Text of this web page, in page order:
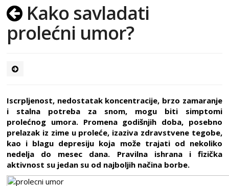
Kako savladati
prolećni umor?
Iscrpljenost, nedostatak koncentracije, brzo zamaranje
i stalna potreba za snom, mogu biti simptomi
prolećnog umora. Promena godišnjih doba, posebno
prelazak iz zime u proleće, izaziva zdravstvene tegobe,
kao i blagu depresiju koja može trajati od nekoliko
nedelja do mesec dana. Pravilna ishrana i fizička
aktivnost su jedan su od najboljih načina borbe.